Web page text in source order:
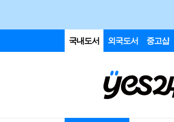
국내도서 외국도서 중고샵